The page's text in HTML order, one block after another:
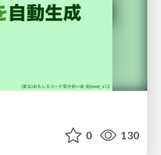
0 130